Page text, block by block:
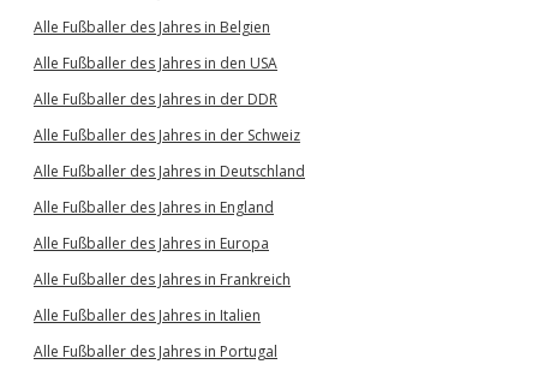
Alle Fußballer des Jahres in Belgien
Alle Fußballer des Jahres in den USA
Alle Fußballer des Jahres in der DDR
Alle Fußballer des Jahres in der Schweiz
Alle Fußballer des Jahres in Deutschland
Alle Fußballer des Jahres in England
Alle Fußballer des Jahres in Europa
Alle Fußballer des Jahres in Frankreich
Alle Fußballer des Jahres in Italien
Alle Fußballer des Jahres in Portugal